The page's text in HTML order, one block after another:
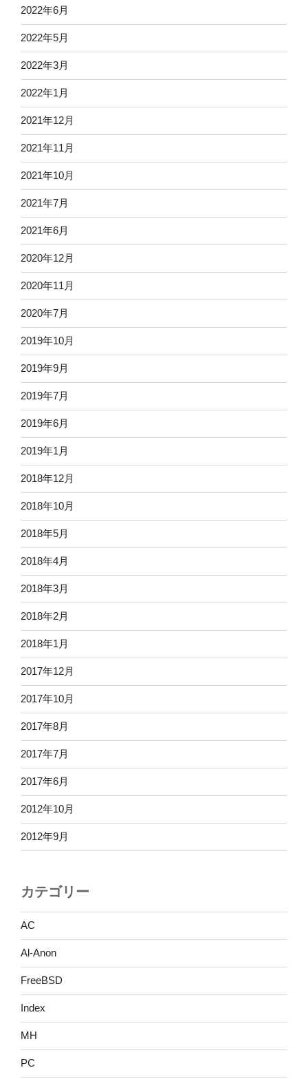
2022年6月
2022年5月
2022年3月
2022年1月
2021年12月
2021年11月
2021年10月
2021年7月
2021年6月
2020年12月
2020年11月
2020年7月
2019年10月
2019年9月
2019年7月
2019年6月
2019年1月
2018年12月
2018年10月
2018年5月
2018年4月
2018年3月
2018年2月
2018年1月
2017年12月
2017年10月
2017年8月
2017年7月
2017年6月
2012年10月
2012年9月
カテゴリー
AC
Al-Anon
FreeBSD
Index
MH
PC